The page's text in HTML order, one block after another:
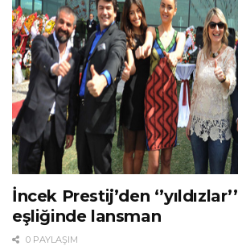
İncek Prestij’den ‘’yıldızlar’’
eşliğinde lansman
0 PAYLAŞIM